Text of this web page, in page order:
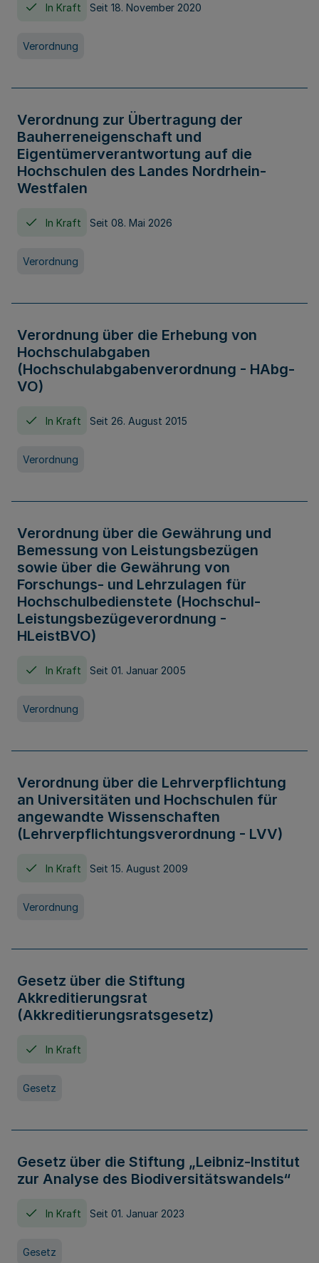
In Kraft Seit 18. November 2020
Verordnung
Verordnung zur Übertragung der
Bauherreneigenschaft und
Eigentümerverantwortung auf die
Hochschulen des Landes Nordrhein-
Westfalen
In Kraft Seit 08. Mai 2026
Verordnung
Verordnung über die Erhebung von
Hochschulabgaben
(Hochschulabgabenverordnung - HAbg-
VO)
In Kraft Seit 26. August 2015
Verordnung
Verordnung über die Gewährung und
Bemessung von Leistungsbezügen
sowie über die Gewährung von
Forschungs- und Lehrzulagen für
Hochschulbedienstete (Hochschul-
Leistungsbezügeverordnung -
HLeistBVO)
In Kraft Seit 01. Januar 2005
Verordnung
Verordnung über die Lehrverpflichtung
an Universitäten und Hochschulen für
angewandte Wissenschaften
(Lehrverpflichtungsverordnung - LVV)
In Kraft Seit 15. August 2009
Verordnung
Gesetz über die Stiftung
Akkreditierungsrat
(Akkreditierungsratsgesetz)
In Kraft
Gesetz
Gesetz über die Stiftung „Leibniz-Institut
zur Analyse des Biodiversitätswandels“
In Kraft Seit 01. Januar 2023
Gesetz